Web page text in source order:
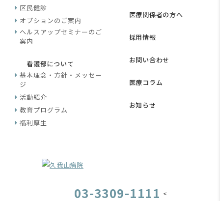
区民健診
オプションのご案内
ヘルスアップセミナーのご
案内
看護部について
基本理念・方針・メッセー
ジ
活動紹介
教育プログラム
福利厚生
医療関係者の方へ
採用情報
お問い合わせ
医療コラム
お知らせ
03-3309-1111 <